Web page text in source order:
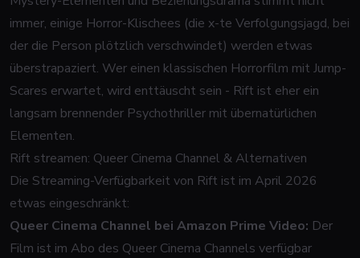
immer, einige Horror-Klischees (die x-te Verfolgungsjagd, bei
der die Person plötzlich verschwindet) werden etwas
überstrapaziert. Wer einen klassischen Horrorfilm mit Jump-
Scares erwartet, wird enttäuscht sein - Rift ist eher ein
langsam brennender Psychothriller mit übernatürlichen
Elementen.
Rift streamen: Queer Cinema Channel & Alternativen
Die Streaming-Verfügbarkeit von Rift ist im April 2026
etwas eingeschränkt:
Queer Cinema Channel bei Amazon Prime Video: Der
Film ist im Abo des Queer Cinema Channels verfügbar